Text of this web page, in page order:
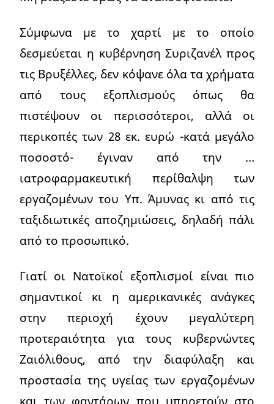
Σύμφωνα με το χαρτί με το οποίο
δεσμεύεται η κυβέρνηση Συριζανέλ προς
τις Βρυξέλλες, δεν κόψανε όλα τα χρήματα
από τους εξοπλισμούς όπως θα
πιστέψουν οι περισσότεροι, αλλά οι
περικοπές των 28 εκ. ευρώ -κατά μεγάλο
ποσοστό- έγιναν από την …
ιατροφαρμακευτική περίθαλψη των
εργαζομένων του Υπ. Άμυνας κι από τις
ταξιδιωτικές αποζημιώσεις, δηλαδή πάλι
από το προσωπικό.
Γιατί οι Νατοϊκοί εξοπλισμοί είναι πιο
σημαντικοί κι η αμερικανικές ανάγκες
στην περιοχή έχουν μεγαλύτερη
προτεραιότητα για τους κυβερνώντες
Ζαιόλιθους, από την διαφύλαξη και
προστασία της υγείας των εργαζομένων